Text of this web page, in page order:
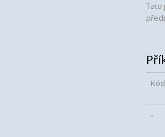
Tato
Kód
-